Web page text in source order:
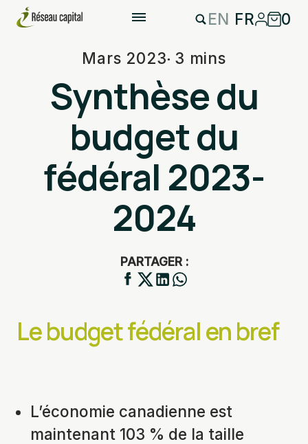
EN FR 0
Mars 2023 3 mins
Synthèse du
budget du
fédéral 2023-
2024
PARTAGER :
Le budget fédéral en bref
L’économie canadienne est
maintenant 103 % de la taille